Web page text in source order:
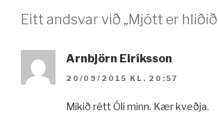
Eitt andsvar við „Mjótt er
Arnbjörn Eiríksson
20/09/2015 KL. 20:57
Mikið rétt Óli minn. Kær kveðja.